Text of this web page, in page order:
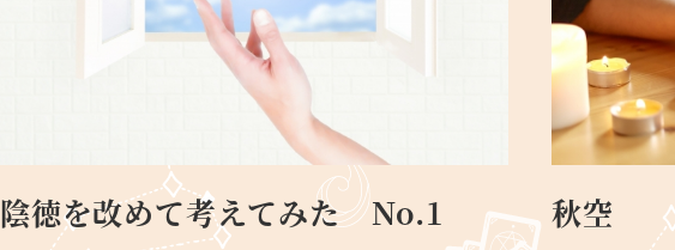
陰徳を改めて考えてみた No.1 秋空